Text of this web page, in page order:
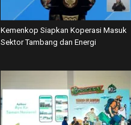
Kemenkop Siapkan Koperasi Masuk
Sektor Tambang dan Energi